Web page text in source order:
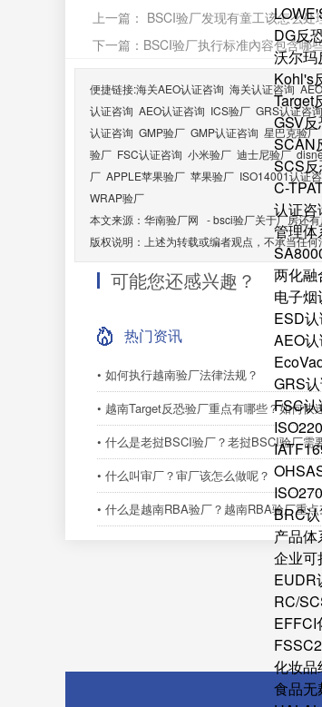
DG反
沃尔玛
Kohl's
Target
GSV
SCAN
SCS
C-
认证咨
管理体
两化融
电子烟
ESD
AEO
GRS
FSC认
BRC
产品
企业可
EUDR
RC/
EFFCI
化妆品
食品无
上一篇： BSCI验厂发现有童工该怎么处
下一篇： BSCI验厂执行标准內容包含哪
便捷链接:海关AEO认证咨询 海关认证咨询
认证咨询 AEO认证咨询 ICS验厂 GRS认证咨询
认证咨询 GMP验厂 GMP认证咨询 星巴克验厂
验厂 FSC认证咨询 小米验厂 迪士尼验厂
厂 APPLE苹果验厂 苹果验厂 ISO14001认证
WRAP验厂
本文来源： 华南验厂网 -bsci验厂关于厂房还
版权说明：上述为转载或编者观点，不承当任何
可能您还感兴趣？
热门资讯
• 如何执行越南验厂法律法规？
• 越南Target反恐验厂重点有哪些？如何快
• 什么是老挝BSCI验厂？老挝BSCI验厂需
• 什么叫审厂？审厂该怎么做呢？
• 什么是越南RBA验厂？越南RBA验厂重